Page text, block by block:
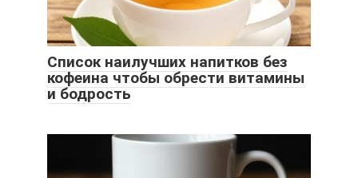
Список наилучших напитков без
кофеина чтобы обрести витамины
и бодрость